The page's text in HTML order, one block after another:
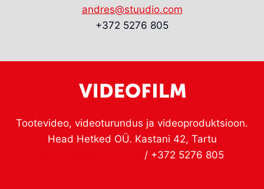
andres@stuudio.com
+372 5276 805
Tootevideo, videoturundus ja videoproduktsioon.
Head Hetked OÜ. Kastani 42, Tartu
/ +372 5276 805